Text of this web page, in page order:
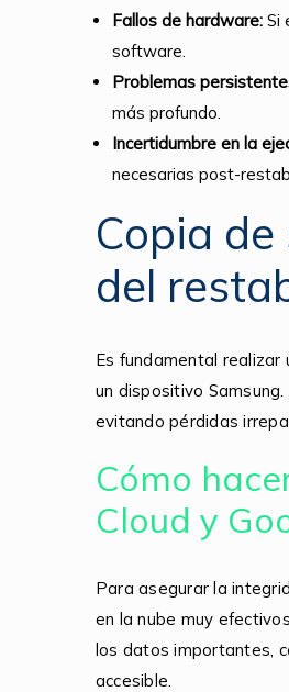
Fallos de hardware: Si
software.
Problemas
más profundo.
Incertidumbre en la
necesarias post-
Copia
del
Es fundamental
un dispositivo
evitando pérdidas
Cómo
Cloud y
Para asegurar la
en la nube muy
los datos importantes,
accesible.